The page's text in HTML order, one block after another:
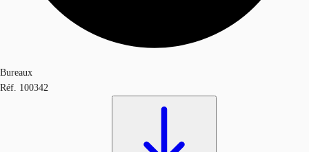
Bureaux
Réf. 100342